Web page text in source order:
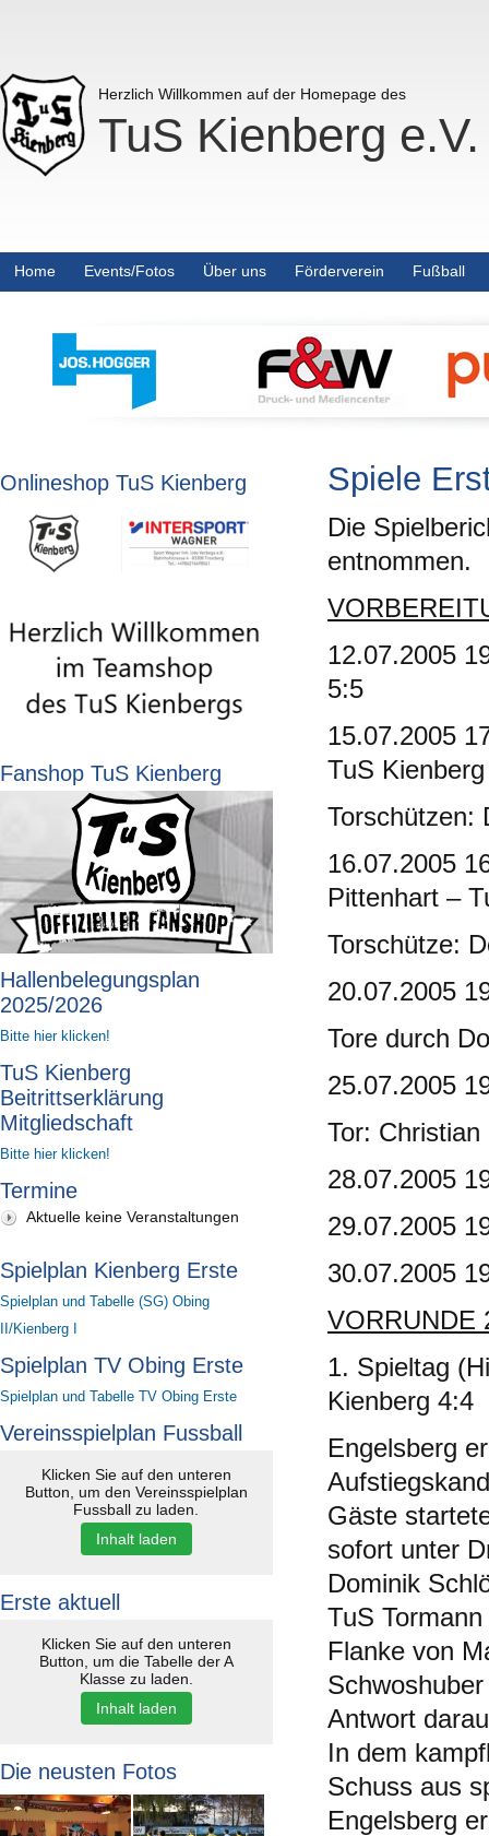
Herzlich Willkommen auf der Homepage des
TuS Kienberg e.V.
Home Events/Fotos Über uns Förderverein Fußball
Onlineshop TuS Kienberg
Fanshop TuS Kienberg
Hallenbelegungsplan
2025/2026
Bitte hier klicken!
TuS Kienberg
Beitrittserklärung
Mitgliedschaft
Bitte hier klicken!
Termine
Aktuelle keine Veranstaltungen
Spielplan Kienberg Erste
Spielplan und Tabelle (SG) Obing
II/Kienberg I
Spielplan TV Obing Erste
Spielplan und Tabelle TV Obing Erste
Vereinsspielplan Fussball
Klicken Sie auf den unteren
Button, um den Vereinsspielplan
Fussball zu laden.
Inhalt laden
Erste aktuell
Klicken Sie auf den unteren
Button, um die Tabelle der A
Klasse zu laden.
Inhalt laden
Die neusten Fotos
Spiele
Die
entnommen.
12.07.2005
5:5
15.07.2005
TuS
Torschützen:
16.07.2005
Pittenhart –
Torschütze:
20.07.2005
Tore durch
25.07.2005
Tor: Christian
28.07.2005
29.07.2005
30.07.2005
VORRUNDE
1. Spieltag
Kienberg 4:4
Engelsberg
Gäste
sofort unter
Dominik
TuS
Flanke von
Antwort
In dem
Schuss aus
Engelsberg